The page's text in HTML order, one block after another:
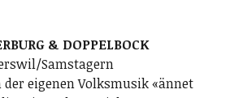
& DOPPELBOCK
Samstagern
der eigenen Volksmusik «ännet